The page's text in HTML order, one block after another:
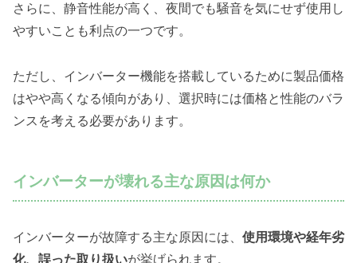
さらに、静音性能が高く、夜間でも騒音を気にせず使用し
やすいことも利点の一つです。
ただし、インバーター機能を搭載しているために製品価格
はやや高くなる傾向があり、選択時には価格と性能のバラ
ンスを考える必要があります。
インバーターが壊れる主な原因は何か
インバーターが故障する主な原因には、 使用環境や経年劣
化、誤った取り扱いが挙げられます。